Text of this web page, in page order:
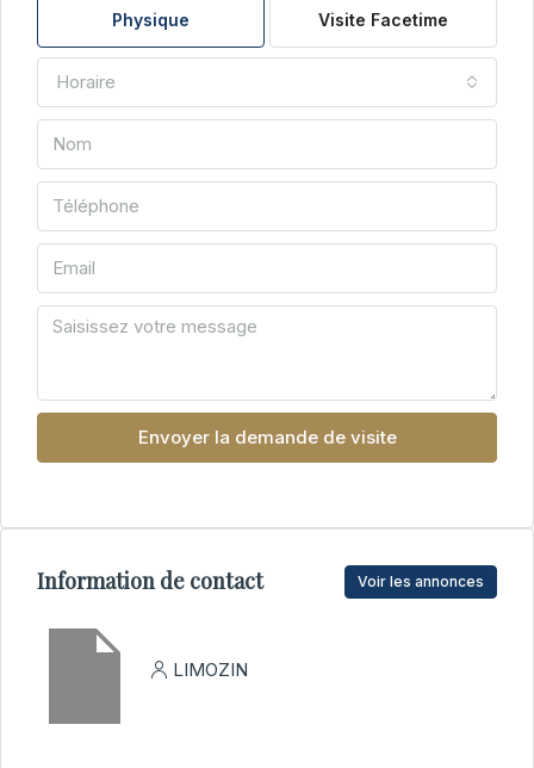
Physique Visite Facetime
Horaire
Envoyer la demande de visite
Information de contact Voir les annonces
LIMOZIN